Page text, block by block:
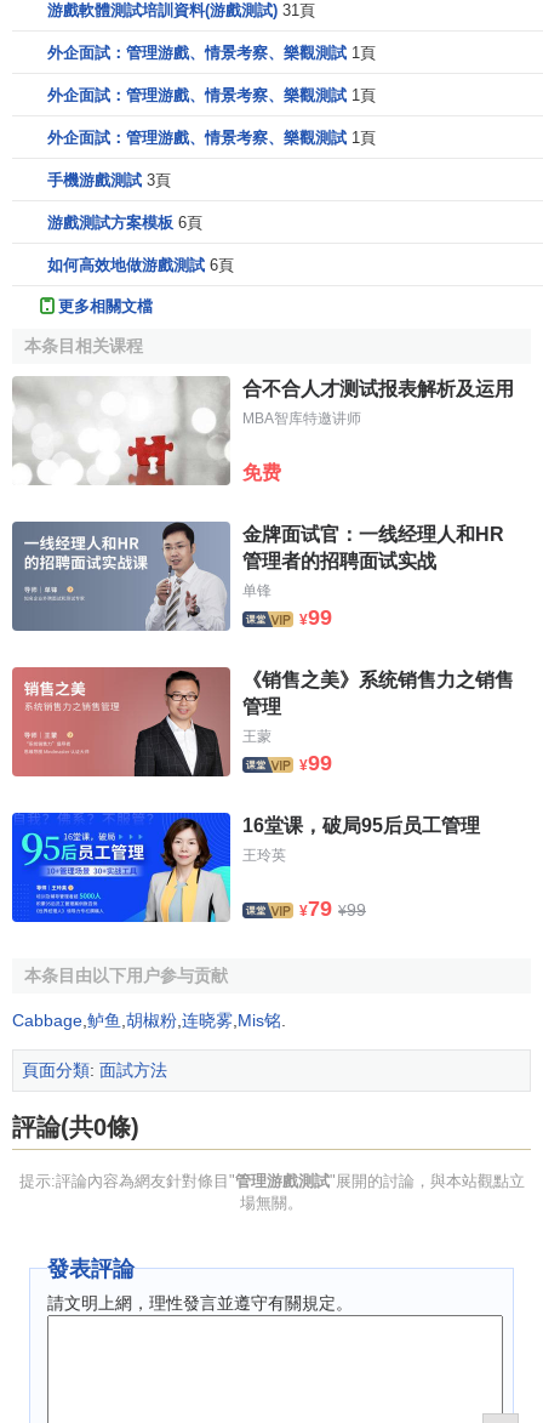
在這場面試中出現這樣的情況：有的發到傘的應聘者主動與
無傘的應聘者搭檔，風雨同傘；有的無傘的應聘者則與有傘
協商
合用一把傘；還有的有傘的應聘者只顧自己不
風雨同傘者被錄用。
樂觀測試
推銷員，人均支出培訓費3美元。可是，一年後一半人
四年後只剩下1000人。推銷員跳槽的主要原因是：他們在
門推銷
人壽保險
教授馬丁·塞里格曼。塞里格曼教授認為，樂觀精神對一個人
的成長尤為重要。在塞里格曼教授的幫助下，該公司對員工
進行了入圍資格甄別測試和樂觀程度測試，並對測試結果進
行了追蹤測試。追蹤調查表明，取得“超級樂觀主義者”成績的
們第一年的推銷 額高出21%，第二年的推銷額高出57%。
相關條目
不考即考測試
即席發言測試
明暗結合測試
與人談話測試
角色扮演測試
編組討論測試
隨便聊天測試
面談模擬測試
游戲軟體測試培訓資料(游戲測試) 31頁
外企面試：管理游戲、情景考察、樂觀測試 1頁
外企面試：管理游戲、情景考察、樂觀測試 1頁
外企面試：管理游戲、情景考察、樂觀測試 1頁
手機游戲測試 3頁
游戲測試方案模板 6頁
如何高效地做游戲測試 6頁
更多相關文檔
本条目相关课程
合不合人才测试报表解析及运用
MBA智库特邀讲师
免费
金牌面试官：一线经理人和HR
管理者的招聘面试实战
单锋
¥99
《销售之美》系统销售力之销售
管理
王蒙
¥99
16堂课，破局95后员工管理
王玲英
¥79 ¥99
本条目由以下用户参与贡献
Cabbage 鲈鱼 胡椒粉 连晓雾 Mis铭
頁面分類: 面試方法
評論(共0條)
提示:評論內容為網友針對條目"管理游戲測試"展開的討論，與本站觀點立
場無關。
發表評論
請文明上網，理性發言並遵守有關規定。